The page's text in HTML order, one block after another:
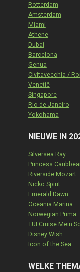
Rotterdam
Amsterdam
Miami
Athene
Dubai
Barcelona
Genua
Civitavecchia /
Venetië
Singapore
Rio de Janeiro
Yokohama
NIEUWE IN
Silversea Ray
Princess
Riverside Mozart
Nicko Spirit
Emerald Dawn
Oceania Marina
Norwegian Prima
TUI Cruise Mein
Disney Wish
Icon of the Sea
WELKE